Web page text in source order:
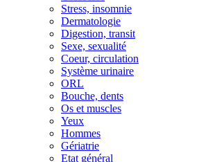
Stress, insomnie
Dermatologie
Digestion, transit
Sexe, sexualité
Coeur, circulation
Système urinaire
ORL
Bouche, dents
Os et muscles
Yeux
Hommes
Gériatrie
Etat général